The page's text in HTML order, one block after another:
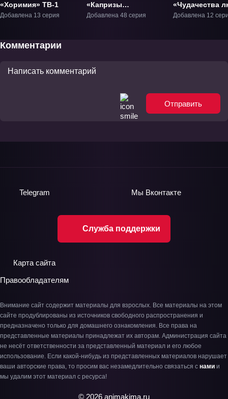
«Хоримия» ТВ-1
Добавлена 13 серия
«Капризы
Апельсиновой
Добавлена 48 серия
«Чудачества
не помеха! 2»
Добавлена 12
Комментарии
Отправить
Служба поддержки
Telegram Мы Вконтакте
Карта сайта
Правообладателям
Внимание сайт содержит материалы для взрослых. Все материалы на этом
сайте продублированы из источников свободного распространения и
предназначено только для домашнего ознакомления. Все права на
представленные материалы принадлежат их авторам. Администрация сайта
не несёт ответственности за представленный материал и его любое
использование. Если какой-нибудь из представленных материалов нарушает
ваши авторские права, то просим вас незамедлительно связаться с нами и
мы удалим этот материал с ресурса!
© 2026 animakima.ru